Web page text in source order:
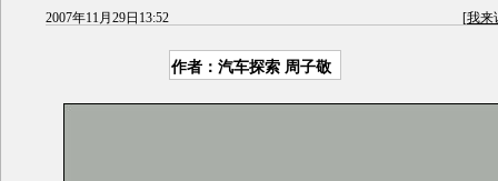
2007年11月29日13:52 [我来
作者：汽车探索 周子敬